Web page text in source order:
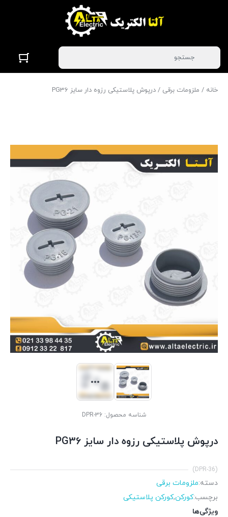
خانه / ملزومات برقی / درپوش پلاستیکی رزوه دار سایز PG36
شناسه محصول:DPR-36
درپوش پلاستیکی رزوه دار سایز PG36
(DPR-36)
دسته:ملزومات برقی
برچسب:کورکن,کورکن پلاستیکی
ویژگی‌ها